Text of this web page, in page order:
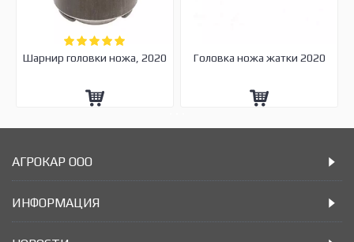
Шарнир головки ножа, 2020 Головка ножа жатки 2020
АГРОКАР ООО
ИНФОРМАЦИЯ